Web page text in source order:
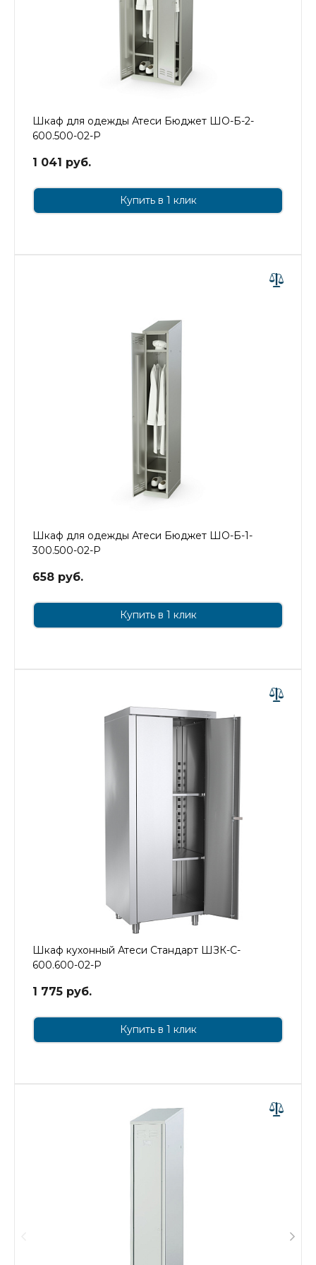
Шкаф для одежды Атеси Бюджет ШО-Б-2-
600.500-02-Р
1 041 руб.
Купить в 1 клик
Шкаф для одежды Атеси Бюджет ШО-Б-1-
300.500-02-Р
658 руб.
Купить в 1 клик
Шкаф кухонный Атеси Стандарт ШЗК-С-
600.600-02-Р
1 775 руб.
Купить в 1 клик